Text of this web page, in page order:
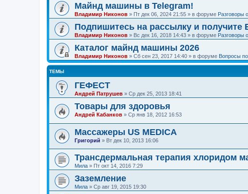
Майнд машины в Telegram!
Владимир Никонов » Пт дек 06, 2024 21:55 » в форуме Разговоры
Подпишитесь на рассылку и
Владимир Никонов » Вс дек 16, 2018 14:43 » в форуме Разговоры
Каталог майнд машины 2026
Владимир Никонов » Сб сен 23, 2017 14:40 » в форуме Вопросы
ТЕМЫ
ГЕФЕСТ
Андрей Патрушев » Ср дек 25, 2013 18:41
Товары для здоровья
Андрей Кабанков » Ср янв 18, 2012 16:53
Массажеры US MEDICA
Григорий » Вт дек 10, 2013 16:06
Трансдермальная терапия хлоридом
Мила » Пт окт 14, 2016 7:29
Заземление
Мила » Ср авг 19, 2015 19:30